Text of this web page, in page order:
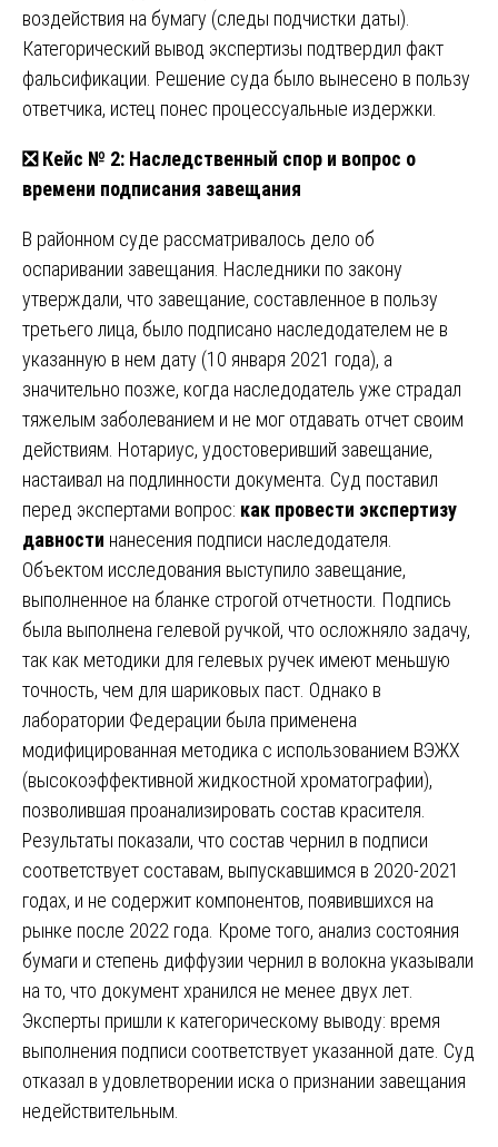
воздействия на бумагу (следы подчистки даты).
Категорический вывод экспертизы подтвердил факт
фальсификации. Решение суда было вынесено в пользу
ответчика, истец понес процессуальные издержки.
❎Кейс № 2: Наследственный спор и вопрос о
времени подписания завещания
В районном суде рассматривалось дело об
оспаривании завещания. Наследники по закону
утверждали, что завещание, составленное в пользу
третьего лица, было подписано наследодателем не в
указанную в нем дату (10 января 2021 года), а
значительно позже, когда наследодатель уже страдал
тяжелым заболеванием и не мог отдавать отчет своим
действиям. Нотариус, удостоверивший завещание,
настаивал на подлинности документа. Суд поставил
перед экспертами вопрос: как провести экспертизу
давности нанесения подписи наследодателя.
Объектом исследования выступило завещание,
выполненное на бланке строгой отчетности. Подпись
была выполнена гелевой ручкой, что осложняло задачу,
так как методики для гелевых ручек имеют меньшую
точность, чем для шариковых паст. Однако в
лаборатории Федерации была применена
модифицированная методика с использованием ВЭЖХ
(высокоэффективной жидкостной хроматографии),
позволившая проанализировать состав красителя.
Результаты показали, что состав чернил в подписи
соответствует составам, выпускавшимся в 2020-2021
годах, и не содержит компонентов, появившихся на
рынке после 2022 года. Кроме того, анализ состояния
бумаги и степень диффузии чернил в волокна указывали
на то, что документ хранился не менее двух лет.
Эксперты пришли к категорическому выводу: время
выполнения подписи соответствует указанной дате. Суд
отказал в удовлетворении иска о признании завещания
недействительным.